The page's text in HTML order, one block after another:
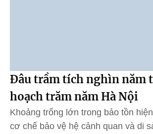
Đâu trầm tích nghìn năm
hoạch trăm năm Hà Nội
Khoảng trống lớn trong bảo tồn
cơ chế bảo vệ hệ cảnh quan và di